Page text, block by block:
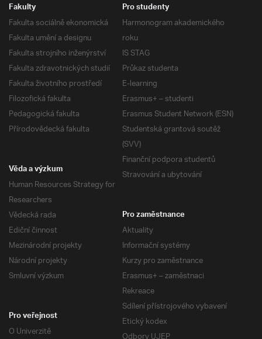
Fakulty
Fakulta sociálně ekonomická
Fakulta umění a designu
Fakulta strojního inženýrství
Fakulta zdravotnických studií
Fakulta životního prostředí
Filozofická fakulta
Pedagogická fakulta
Přírodovědecká fakulta
Pro studenty
Harmonogram akademického
roku
IS STAG
Průkaz studenta
E-learning
Erasmus+ – studenti
Erasmus Student Network (ESN)
Studentská grantová soutěž
(SVV)
Finanční podpora studentů
Stravování a ubytování
Věda a výzkum
Human Resources Strategy for
Researchers
Vědecká rada
Ediční činnost
Mezinárodní projekty
Národní projekty
Smluvní výzkum
Pro zaměstnance
Aktuality
Informační systémy
Kurzy pro zaměstnance
Erasmus+ – zaměstnaci
Rekreace
Sdílení přístrojového vybavení
Etický kodex
Pro veřejnost
O Univerzitě